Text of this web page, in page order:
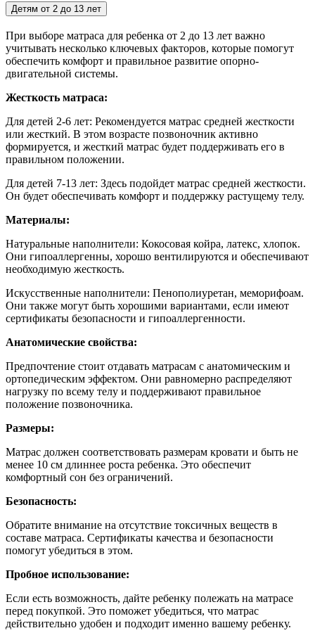
Детям от 2 до 13 лет
При выборе матраса для ребенка от 2 до 13 лет важно
учитывать несколько ключевых факторов, которые помогут
обеспечить комфорт и правильное развитие опорно-
двигательной системы.
Жесткость матраса:
Для детей 2-6 лет: Рекомендуется матрас средней жесткости
или жесткий. В этом возрасте позвоночник активно
формируется, и жесткий матрас будет поддерживать его в
правильном положении.
Для детей 7-13 лет: Здесь подойдет матрас средней жесткости.
Он будет обеспечивать комфорт и поддержку растущему телу.
Материалы:
Натуральные наполнители: Кокосовая койра, латекс, хлопок.
Они гипоаллергенны, хорошо вентилируются и обеспечивают
необходимую жесткость.
Искусственные наполнители: Пенополиуретан, меморифоам.
Они также могут быть хорошими вариантами, если имеют
сертификаты безопасности и гипоаллергенности.
Анатомические свойства:
Предпочтение стоит отдавать матрасам с анатомическим и
ортопедическим эффектом. Они равномерно распределяют
нагрузку по всему телу и поддерживают правильное
положение позвоночника.
Размеры:
Матрас должен соответствовать размерам кровати и быть не
менее 10 см длиннее роста ребенка. Это обеспечит
комфортный сон без ограничений.
Безопасность:
Обратите внимание на отсутствие токсичных веществ в
составе матраса. Сертификаты качества и безопасности
помогут убедиться в этом.
Пробное использование:
Если есть возможность, дайте ребенку полежать на матрасе
перед покупкой. Это поможет убедиться, что матрас
действительно удобен и подходит именно вашему ребенку.